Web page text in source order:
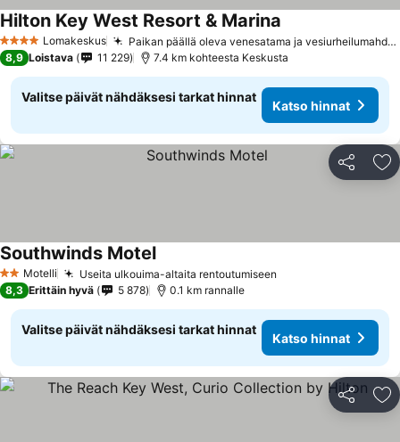
4 TähtiluokitusLomakeskus Paikan päällä oleva venesatama ja vesiurheilumahdollisuudet
Hilton Key West Resort & Marina
8,9 Loistava 11 229 7.4 km kohteesta Keskusta
Valitse päivät nähdäksesi tarkat hinnat
Katso hinnat
Jaa
2 Tähtiluokitus
Motelli Useita ulkouima-altaita rentoutumiseen
Southwinds Motel
8,3 Erittäin hyvä 5 878 0.1 km rannalle
Valitse päivät nähdäksesi tarkat hinnat
Katso hinnat
Jaa